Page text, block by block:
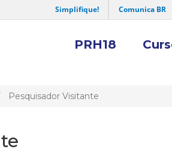
Simplifique! Comunica BR
PRH18
Pesquisador Visitante